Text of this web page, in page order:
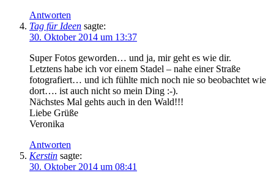
Antworten
Tag für Ideen sagte:
30. Oktober 2014 um 13:37
Super Fotos geworden… und ja, mir geht es wie dir.
Letztens habe ich vor einem Stadel – nahe einer Straße
fotografiert… und ich fühlte mich noch nie so beobachtet wie
dort…. ist auch nicht so mein Ding :-).
Nächstes Mal gehts auch in den Wald!!!
Liebe Grüße
Veronika
Antworten
Kerstin sagte:
30. Oktober 2014 um 08:41